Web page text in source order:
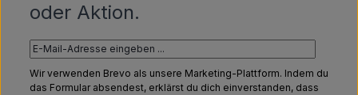
oder Aktion.
Wir verwenden Brevo als unsere Marketing-Plattform. Indem du
das Formular absendest, erklärst du dich einverstanden, dass